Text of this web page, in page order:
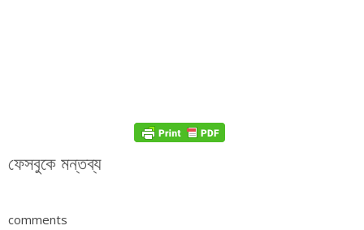
ফেসবুকে মন্তব্য
comments